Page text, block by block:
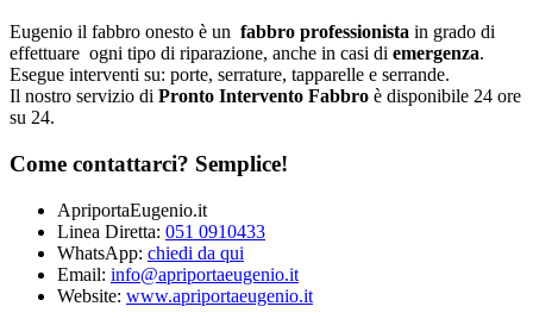
Eugenio il fabbro onesto è un fabbro professionista in grado di
effettuare ogni tipo di riparazione, anche in casi di emergenza.
Esegue interventi su: porte, serrature, tapparelle e serrande.
Il nostro servizio di Pronto Intervento Fabbro è disponibile 24 ore
su 24.
Come contattarci? Semplice!
ApriportaEugenio.it
Linea Diretta: 051 0910433
WhatsApp: chiedi da qui
Email: info@apriportaeugenio.it
Website: www.apriportaeugenio.it